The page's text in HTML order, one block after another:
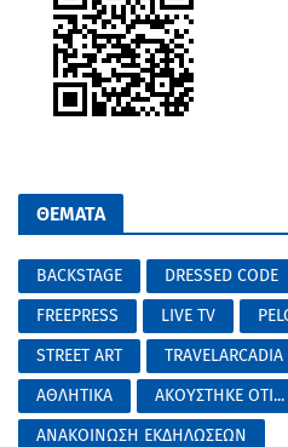
ΘΕΜΑΤΑ
BACKSTAGE DRESSED CODE
FREEPRESS
LIVE TV
STREET ART
TRAVELARCADIA
ΑΘΛΗΤΙΚΑ
ΑΚΟΥΣΤΗΚΕ ΟΤΙ...
ΑΝΑΚΟΙΝΩΣΗ ΕΚΔΗΛΩΣΕΩΝ